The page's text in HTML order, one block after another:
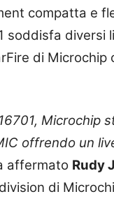
compatta e
soddisfa
di
, Microchip
offrendo un
affermato Rudy
di